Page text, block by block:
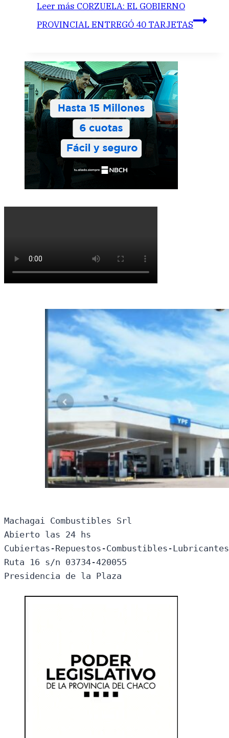
Leer más CORZUELA: EL GOBIERNO
PROVINCIAL ENTREGÓ 40 TARJETAS
Machagai Combustibles Srl
Abierto las 24 hs
Cubiertas-Repuestos-Combustibles-
Ruta 16 s/n 03734-420055
Presidencia de la Plaza